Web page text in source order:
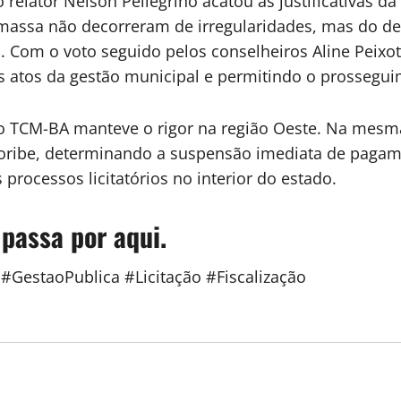
não decorreram de irregularidades, mas do
o voto seguido pelos conselheiros Aline
da gestão municipal e permitindo o
BA manteve o rigor na região Oeste. Na
determinando a suspensão imediata de
processos licitatórios no interior do estado.
por aqui.
#Licitação #Fiscalização